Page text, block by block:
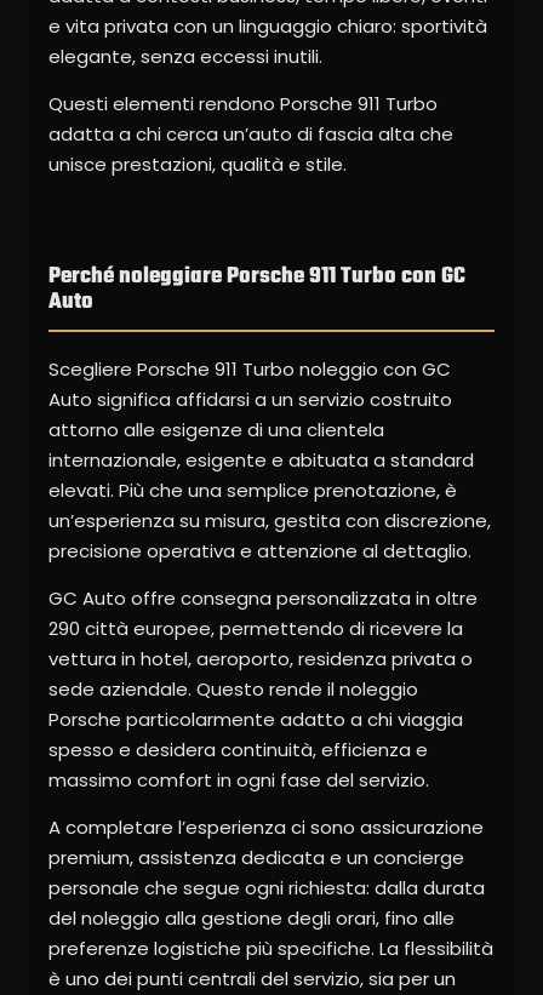
e vita privata con un linguaggio chiaro: sportività
elegante, senza eccessi inutili.
Questi elementi rendono Porsche 911 Turbo
adatta a chi cerca un’auto di fascia alta che
unisce prestazioni, qualità e stile.
Perché noleggiare Porsche 911 Turbo con GC
Auto
Scegliere Porsche 911 Turbo noleggio con GC
Auto significa affidarsi a un servizio costruito
attorno alle esigenze di una clientela
internazionale, esigente e abituata a standard
elevati. Più che una semplice prenotazione, è
un’esperienza su misura, gestita con discrezione,
precisione operativa e attenzione al dettaglio.
GC Auto offre consegna personalizzata in oltre
290 città europee, permettendo di ricevere la
vettura in hotel, aeroporto, residenza privata o
sede aziendale. Questo rende il noleggio
Porsche particolarmente adatto a chi viaggia
spesso e desidera continuità, efficienza e
massimo comfort in ogni fase del servizio.
A completare l’esperienza ci sono assicurazione
premium, assistenza dedicata e un concierge
personale che segue ogni richiesta: dalla durata
del noleggio alla gestione degli orari, fino alle
preferenze logistiche più specifiche. La flessibilità
è uno dei punti centrali del servizio, sia per un